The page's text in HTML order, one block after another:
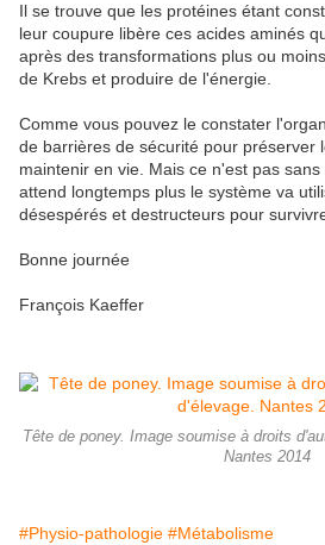
Il se trouve que les protéines étant
leur coupure libère ces acides aminés
après des transformations plus ou
de Krebs et produire de l'énergie.
Comme vous pouvez le constater
de barrières de sécurité pour préserver
maintenir en vie. Mais ce n'est pas
attend longtemps plus le système va
désespérés et destructeurs pour
Bonne journée
François Kaeffer
Tête de poney. Image soumise à droits
Nantes 2014
#Physio-pathologie #Métabolisme